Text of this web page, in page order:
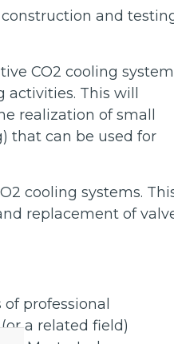
and
CO2 cooling
This will
realization of small
that can be used for
cooling systems.
replacement of
professional
a related field)